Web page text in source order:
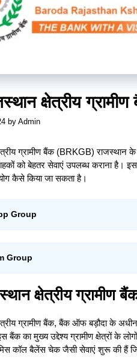
क्षेत्रीय
by Admin
ग्रामीण बैंक (BRKGB) राजस्थान
को बेहतर सेवाएं उपलब्ध कराना है।
कैसे किया जा सकता है।
Group
Group
क्षेत्रीय ग्रामीण
ग्रामीण बैंक, बैंक ऑफ बड़ौदा के
बैंक का मुख्य उद्देश्य ग्रामीण क्षेत्रों के
मिस कॉल बैलेंस चेक जैसी सेवाएं शुरू की